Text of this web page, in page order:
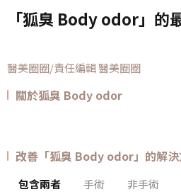
「狐臭 Body odor」的
醫美圈圈/責任編輯 醫美圈圈
關於狐臭 Body odor
改善「狐臭 Body odor」的解
包含兩者 手術 非手術